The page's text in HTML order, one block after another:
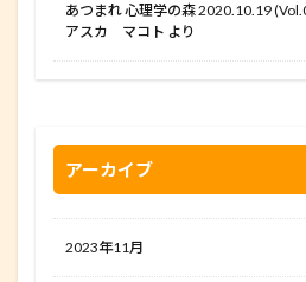
あつまれ 心理学の森 2020.10.19
アスカ マコト より
アーカイブ
2023年11月